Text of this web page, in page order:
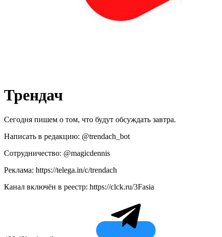
Трендач
Сегодня пишем о том, что будут обсуждать завтра.
Написать в редакцию: @trendach_bot
Сотрудничество: @magicdennis
Реклама: https://telega.in/c/trendach
Канал включён в реестр: https://clck.ru/3Fasia